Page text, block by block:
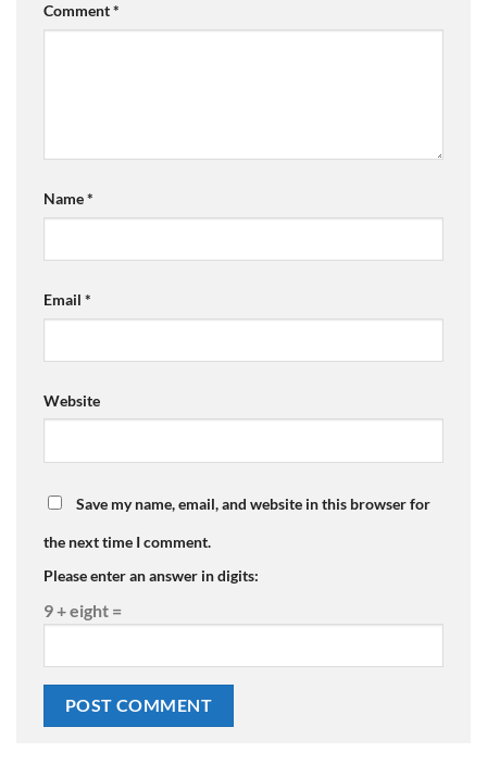
Comment*
Name*
Email *
Website
Save my name, email, and website in this browser for
the next time I comment.
Please enter an answer in digits:
9 + eight =